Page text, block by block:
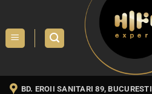
content
BD. EROII SANITARI 89, BUCURESTI